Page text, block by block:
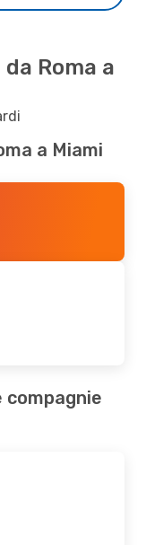
Roma a
a Miami
compagnie